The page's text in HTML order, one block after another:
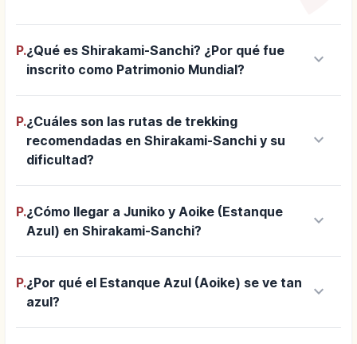
P.¿Qué es Shirakami-Sanchi? ¿Por qué fue
inscrito como Patrimonio Mundial?
keyboard_arrow_down
P.¿Cuáles son las rutas de trekking
recomendadas en Shirakami-Sanchi y su
dificultad?
keyboard_arrow_down
P.¿Cómo llegar a Juniko y Aoike (Estanque
Azul) en Shirakami-Sanchi?
keyboard_arrow_down
P.¿Por qué el Estanque Azul (Aoike) se ve tan
azul?
keyboard_arrow_down